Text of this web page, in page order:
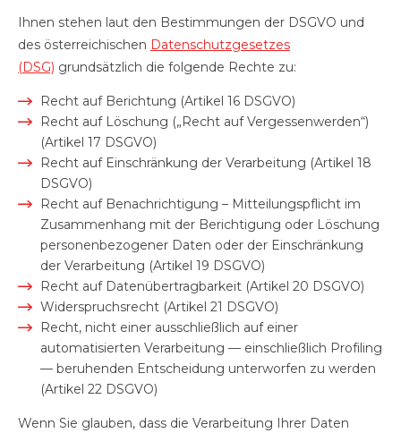
Ihnen stehen laut den Bestimmungen der DSGVO und
des österreichischen Datenschutzgesetzes
(DSG) grundsätzlich die folgende Rechte zu:
Recht auf Berichtung (Artikel 16 DSGVO)
Recht auf Löschung („Recht auf Vergessenwerden“)
(Artikel 17 DSGVO)
Recht auf Einschränkung der Verarbeitung (Artikel 18
DSGVO)
Recht auf Benachrichtigung – Mitteilungspflicht im
Zusammenhang mit der Berichtigung oder Löschung
personenbezogener Daten oder der Einschränkung
der Verarbeitung (Artikel 19 DSGVO)
Recht auf Datenübertragbarkeit (Artikel 20 DSGVO)
Widerspruchsrecht (Artikel 21 DSGVO)
Recht, nicht einer ausschließlich auf einer
automatisierten Verarbeitung — einschließlich Profiling
— beruhenden Entscheidung unterworfen zu werden
(Artikel 22 DSGVO)
Wenn Sie glauben, dass die Verarbeitung Ihrer Daten